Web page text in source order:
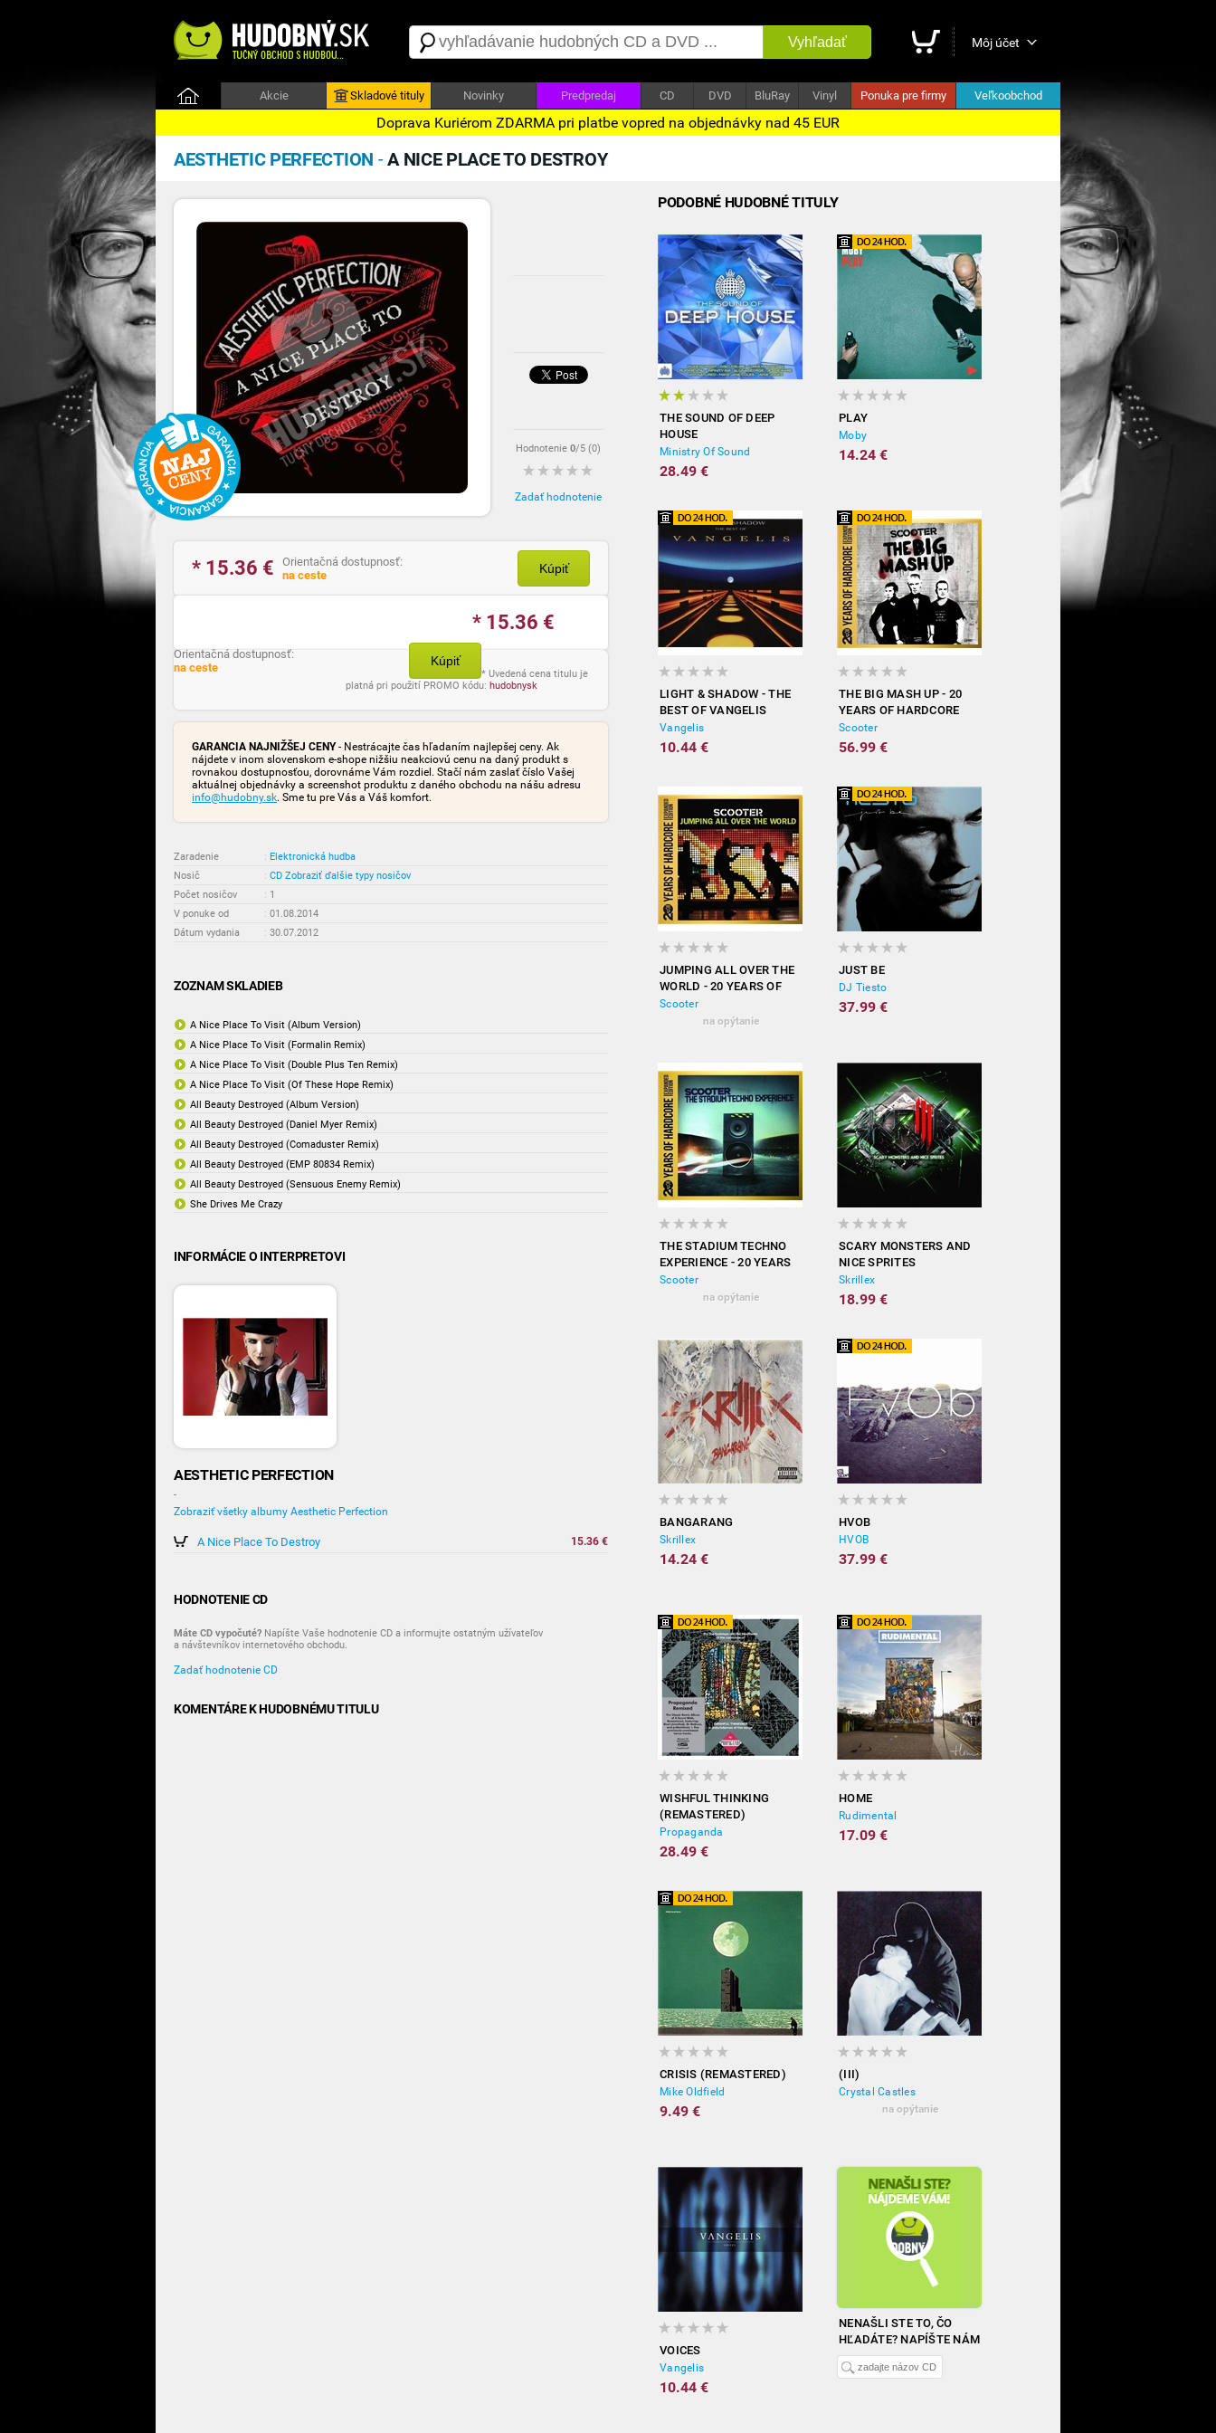
Vyhľadať Môj účet
Akcie Skladové tituly Novinky Predpredaj CD DVD BluRay Vinyl Ponuka pre firmy Veľkoobchod
Doprava Kuriérom ZDARMA pri platbe vopred na objednávky nad 45 EUR
AESTHETIC PERFECTION -A NICE PLACE TO DESTROY
Hodnotenie 0/5 (0)
Zadať hodnotenie
* 15.36 €
Orientačná dostupnosť:
na ceste
Kúpiť
* 15.36 €
Orientačná dostupnosť:
na ceste
Kúpiť
* Uvedená cena titulu je
platná pri použití PROMO kódu: hudobnysk
GARANCIA NAJNIŽŠEJ CENY- Nestrácajte čas hľadaním najlepšej ceny. Ak
nájdete v inom slovenskom e-shope nižšiu neakciovú cenu na daný produkt s
rovnakou dostupnosťou, dorovnáme Vám rozdiel. Stačí nám zaslať číslo Vašej
aktuálnej objednávky a screenshot produktu z daného obchodu na nášu adresu
info@hudobny.sk. Sme tu pre Vás a Váš komfort.
Zaradenie : Elektronická hudba
Nosič
: CD Zobraziť ďalšie typy nosičov
Počet nosičov
: 1
V ponuke od
: 01.08.2014
Dátum vydania
: 30.07.2012
ZOZNAM SKLADIEB
A Nice Place To Visit (Album Version)
A Nice Place To Visit (Formalin Remix)
A Nice Place To Visit (Double Plus Ten Remix)
A Nice Place To Visit (Of These Hope Remix)
All Beauty Destroyed (Album Version)
All Beauty Destroyed (Daniel Myer Remix)
All Beauty Destroyed (Comaduster Remix)
All Beauty Destroyed (EMP 80834 Remix)
All Beauty Destroyed (Sensuous Enemy Remix)
She Drives Me Crazy
INFORMÁCIE O INTERPRETOVI
AESTHETIC PERFECTION
-
Zobraziť všetky albumy Aesthetic Perfection
A Nice Place To Destroy 15.36 €
HODNOTENIE CD
Máte CD vypočuté? Napíšte Vaše hodnotenie CD a informujte ostatným užívateľov
a návštevníkov internetového obchodu.
Zadať hodnotenie CD
KOMENTÁRE K HUDOBNÉMU TITULU
PODOBNÉ HUDOBNÉ TITULY
THE SOUND OF DEEP
HOUSE
Ministry Of Sound
28.49 €
PLAY
Moby
14.24 €
LIGHT & SHADOW - THE
BEST OF VANGELIS
Vangelis
10.44 €
THE BIG MASH UP - 20
YEARS OF HARDCORE
(EXPANDED EDITION)
Scooter
56.99 €
JUMPING ALL OVER THE
WORLD - 20 YEARS OF
HARDCORE (EXPANDED
EDITION)
Scooter
na opýtanie
JUST BE
DJ Tiesto
37.99 €
THE STADIUM TECHNO
EXPERIENCE - 20 YEARS
OF HARDCORE
(EXPANDED EDITION)
Scooter
na opýtanie
SCARY MONSTERS AND
NICE SPRITES
Skrillex
18.99 €
BANGARANG
Skrillex
14.24 €
HVOB
HVOB
37.99 €
WISHFUL THINKING
(REMASTERED)
Propaganda
28.49 €
HOME
Rudimental
17.09 €
CRISIS (REMASTERED)
Mike Oldfield
9.49 €
(III)
Crystal Castles
na opýtanie
VOICES
Vangelis
10.44 €
NENAŠLI STE TO, ČO
HĽADÁTE? NAPÍŠTE NÁM